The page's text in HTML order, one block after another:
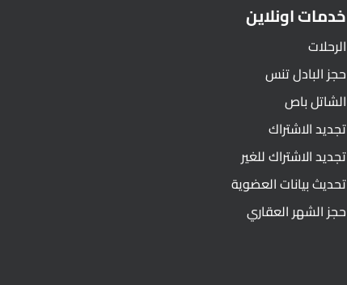
خدمات اونلاين
الرحلات
حجز البادل تنس
الشاتل باص
تجديد الاشتراك
تجديد الاشتراك للغير
تحديث بيانات العضوية
حجز الشهر العقاري